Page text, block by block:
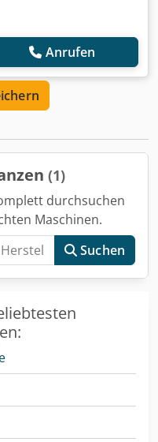
Anrufen
(1)
durchsuchen
Maschinen.
Suchen